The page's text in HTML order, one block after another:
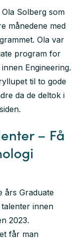
Solberg som
månedene med
Ola var
program for
Engineering.
til to gode
da de deltok i
– Få
års Graduate
innen
2023.
får man